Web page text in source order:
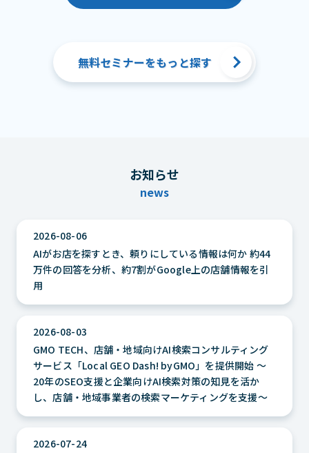
無料セミナーをもっと探す
お知らせ
news
2026-08-06
AIがお店を探すとき、頼りにしている情報は何か 約44
万件の回答を分析、約7割がGoogle上の店舗情報を引
用
2026-08-03
GMO TECH、店舗・地域向けAI検索コンサルティング
サービス「Local GEO Dash! byGMO」を提供開始 ～
20年のSEO支援と企業向けAI検索対策の知見を活か
し、店舗・地域事業者の検索マーケティングを支援～
2026-07-24